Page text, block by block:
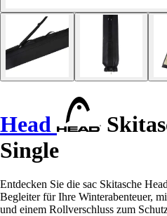
Head
Single
Entdecken Sie die sac Skitasche
Begleiter für Ihre Winterabenteuer,
und einem Rollverschluss zum